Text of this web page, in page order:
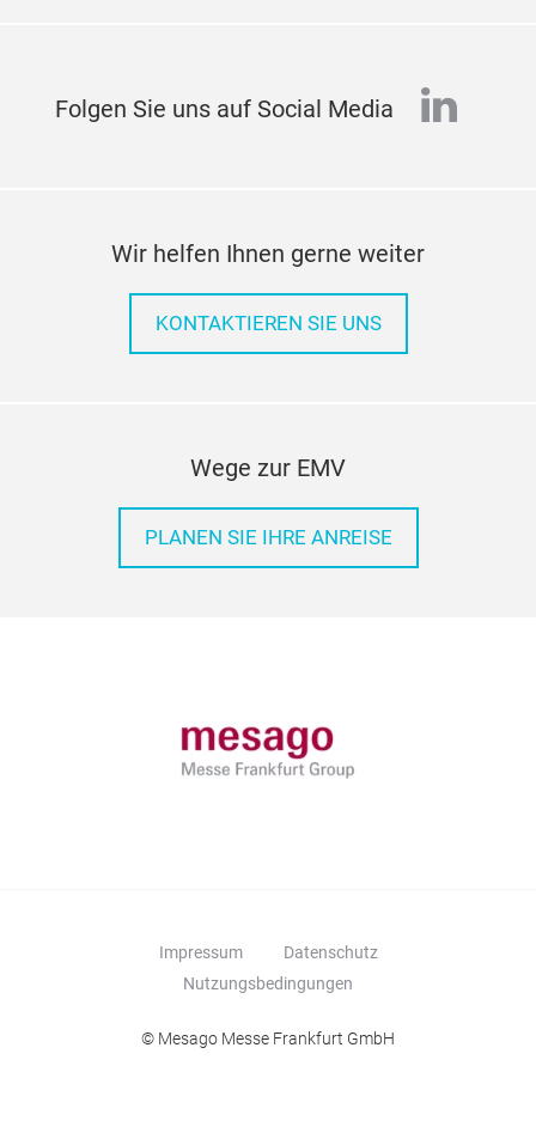
Folgen Sie uns auf Social Media
Wir helfen Ihnen gerne weiter
KONTAKTIEREN SIE UNS
Wege zur EMV
PLANEN SIE IHRE ANREISE
Impressum
Datenschutz
Nutzungsbedingungen
© Mesago Messe Frankfurt GmbH